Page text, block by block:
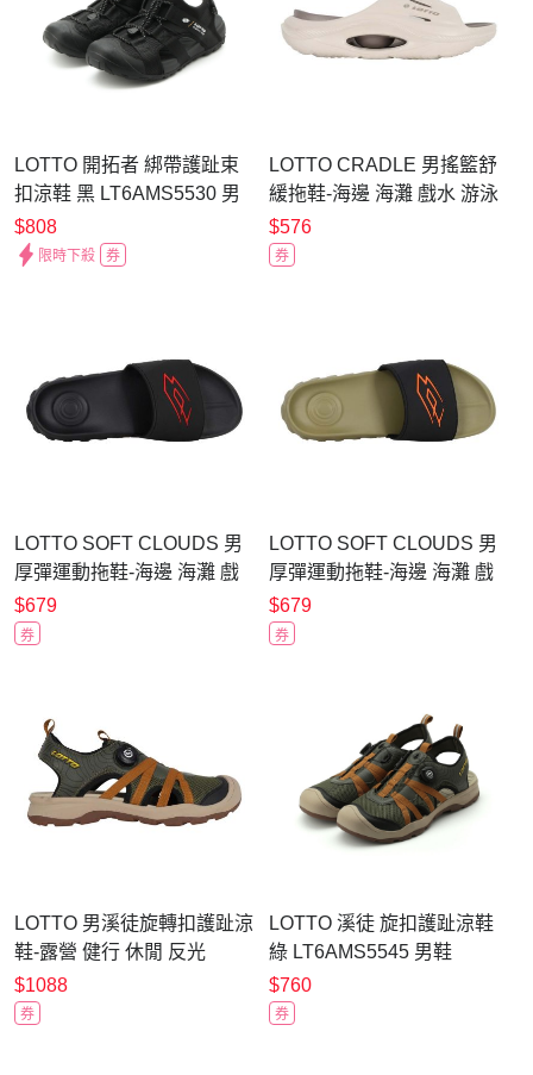
LOTTO 開拓者 綁帶護趾束
扣涼鞋 黑 LT6AMS5530 男
鞋
$808
限時下殺 券
LOTTO CRADLE 男搖籃舒
緩拖鞋-海邊 海灘 戲水 游泳
沙灘 LT6AMS5351 淺奶茶
摩卡
$576
券
LOTTO SOFT CLOUDS 男
厚彈運動拖鞋-海邊 海灘 戲
水 游泳 沙灘 LT6AMS5190
黑紅
$679
券
LOTTO SOFT CLOUDS 男
厚彈運動拖鞋-海邊 海灘 戲
水 游泳 沙灘 LT6AMS5195
軍綠黑橘
$679
券
LOTTO 男溪徒旋轉扣護趾涼
鞋-露營 健行 休閒 反光
LT6AMS5545 軍綠黃褐黑
$1088
券
LOTTO 溪徒 旋扣護趾涼鞋
綠 LT6AMS5545 男鞋
$760
券